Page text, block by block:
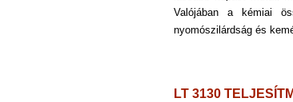
Valójában a kémiai
nyomószilárdság és
LT 3130